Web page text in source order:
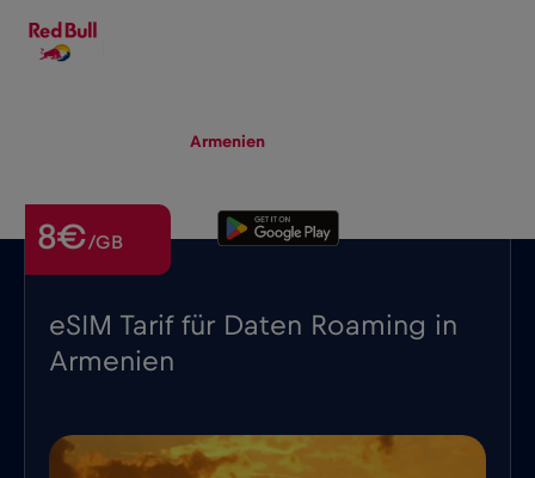
Armenien
eSIM Tarif für Daten Roaming in
Armenien
8€/GB